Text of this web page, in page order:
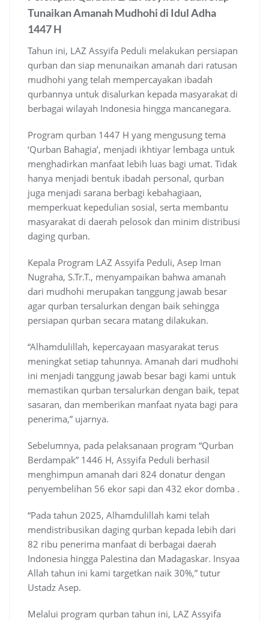
Tunaikan Amanah Mudhohi di Idul Adha
1447 H
Tahun ini, LAZ Assyifa Peduli melakukan persiapan
qurban dan siap menunaikan amanah dari ratusan
mudhohi yang telah mempercayakan ibadah
qurbannya untuk disalurkan kepada masyarakat di
berbagai wilayah Indonesia hingga mancanegara.
Program qurban 1447 H yang mengusung tema
‘Qurban Bahagia’, menjadi ikhtiyar lembaga untuk
menghadirkan manfaat lebih luas bagi umat. Tidak
hanya menjadi bentuk ibadah personal, qurban
juga menjadi sarana berbagi kebahagiaan,
memperkuat kepedulian sosial, serta membantu
masyarakat di daerah pelosok dan minim distribusi
daging qurban.
Kepala Program LAZ Assyifa Peduli, Asep Iman
Nugraha, S.Tr.T., menyampaikan bahwa amanah
dari mudhohi merupakan tanggung jawab besar
agar qurban tersalurkan dengan baik sehingga
persiapan qurban secara matang dilakukan.
“Alhamdulillah, kepercayaan masyarakat terus
meningkat setiap tahunnya. Amanah dari mudhohi
ini menjadi tanggung jawab besar bagi kami untuk
memastikan qurban tersalurkan dengan baik, tepat
sasaran, dan memberikan manfaat nyata bagi para
penerima,” ujarnya.
Sebelumnya, pada pelaksanaan program “Qurban
Berdampak” 1446 H, Assyifa Peduli berhasil
menghimpun amanah dari 824 donatur dengan
penyembelihan 56 ekor sapi dan 432 ekor domba .
“Pada tahun 2025, Alhamdulillah kami telah
mendistribusikan daging qurban kepada lebih dari
82 ribu penerima manfaat di berbagai daerah
Indonesia hingga Palestina dan Madagaskar. Insyaa
Allah tahun ini kami targetkan naik 30%,” tutur
Ustadz Asep.
Melalui program qurban tahun ini, LAZ Assyifa